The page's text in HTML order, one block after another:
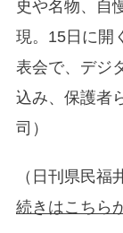
史や名物、自
現。15日に開
表会で、デジ
込み、保護者
司）
（日刊県民福
続きはこちら